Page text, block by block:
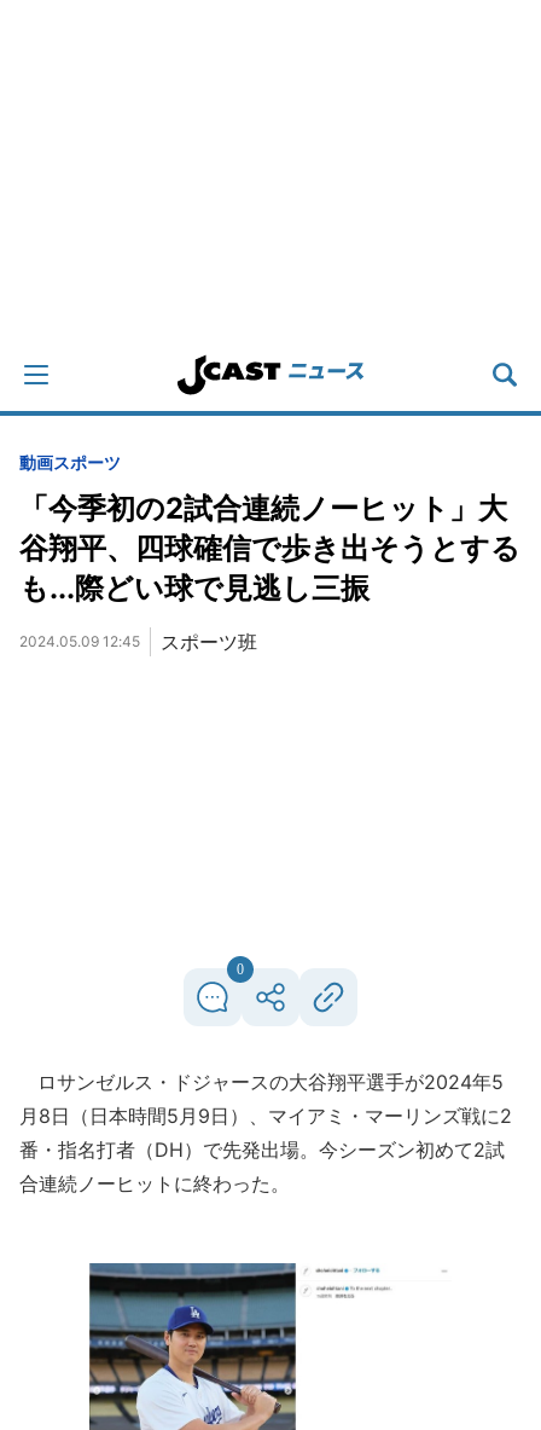
動画スポーツ
「今季初の2試合連続ノーヒット」大
谷翔平、四球確信で歩き出そうとする
も...際どい球で見逃し三振
2024.05.09 12:45 スポーツ班
0
ロサンゼルス・ドジャースの大谷翔平選手が2024年5
月8日（日本時間5月9日）、マイアミ・マーリンズ戦に2
番・指名打者（DH）で先発出場。今シーズン初めて2試
合連続ノーヒットに終わった。